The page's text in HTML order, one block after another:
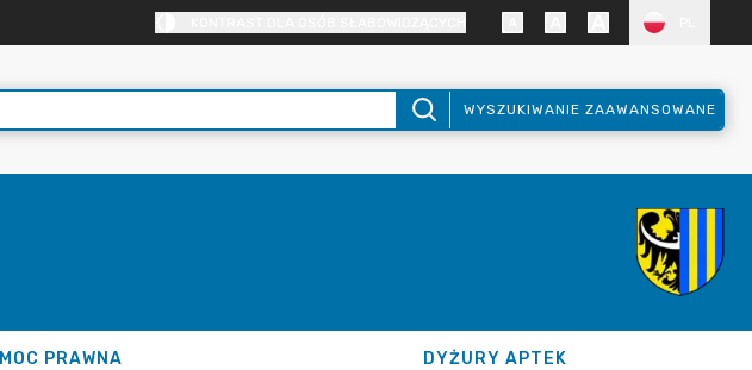
WYSZUKIWANIE ZAAWANSOWANE
PRAWNA DYŻURY APTEK